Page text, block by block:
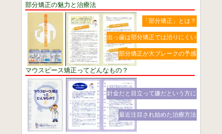
部分矯正の魅力と治療法
「部分矯正」とは？
出っ歯は部分矯正では治りにくい
部分矯正が大ブレークの予感
マウスピース矯正ってどんなもの？
針金だと目立って嫌だという方に
最近注目され始めた治療方法